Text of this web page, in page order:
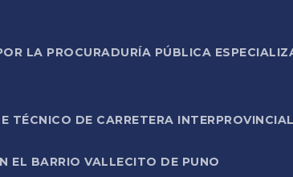
LA PROCURADURÍA PÚBLICA
TÉCNICO DE CARRETERA INTERPROVINCIAL
EL BARRIO VALLECITO DE PUNO